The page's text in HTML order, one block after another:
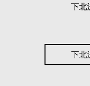
下北
【下北沢店】駐車場増設
下北